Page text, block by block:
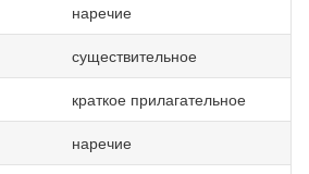
наречие
существительное
краткое прилагательное
наречие